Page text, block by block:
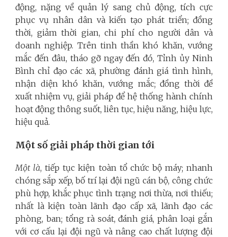
động, nặng về quản lý sang chủ động, tích cực
phục vụ nhân dân và kiến tạo phát triển; đồng
thời, giảm thời gian, chi phí cho người dân và
doanh nghiệp. Trên tinh thần khó khăn, vướng
mắc đến đâu, tháo gỡ ngay đến đó, Tỉnh ủy Ninh
Bình chỉ đạo các xã, phường đánh giá tình hình,
nhận diện khó khăn, vướng mắc; đồng thời đề
xuất nhiệm vụ, giải pháp để hệ thống hành chính
hoạt động thông suốt, liên tục, hiệu năng, hiệu lực,
hiệu quả.
Một số giải pháp thời gian tới
Một là, tiếp tục kiện toàn tổ chức bộ máy; nhanh
chóng sắp xếp, bố trí lại đội ngũ cán bộ, công chức
phù hợp, khắc phục tình trạng nơi thừa, nơi thiếu;
nhất là kiện toàn lãnh đạo cấp xã, lãnh đạo các
phòng, ban; tổng rà soát, đánh giá, phân loại gắn
với cơ cấu lại đội ngũ và nâng cao chất lượng đội